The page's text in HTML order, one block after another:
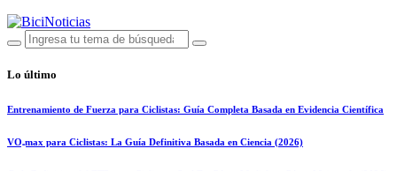
Lo último
Entrenamiento de Fuerza para Ciclistas: Guía Completa Basada en Evidencia Científica
VO₂max para Ciclistas: La Guía Definitiva Basada en Ciencia (2026)